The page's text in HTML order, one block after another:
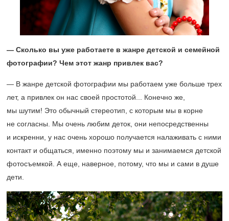
— Сколько вы уже работаете в жанре детской и семейной
фотографии? Чем этот жанр привлек вас?
— В жанре детской фотографии мы работаем уже больше трех
лет, а привлек он нас своей простотой... Конечно же,
мы шутим! Это обычный стереотип, с которым мы в корне
не согласны. Мы очень любим деток, они непосредственны
и искренни, у нас очень хорошо получается налаживать с ними
контакт и общаться, именно поэтому мы и занимаемся детской
фотосъемкой. А еще, наверное, потому, что мы и сами в душе
дети.